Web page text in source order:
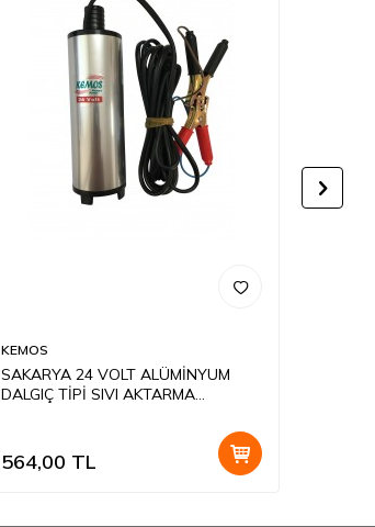
KEMOS
SAKARYA 24 VOLT ALÜMİNYUM
DALGIÇ TİPİ SIVI AKTARMA
564,00 TL